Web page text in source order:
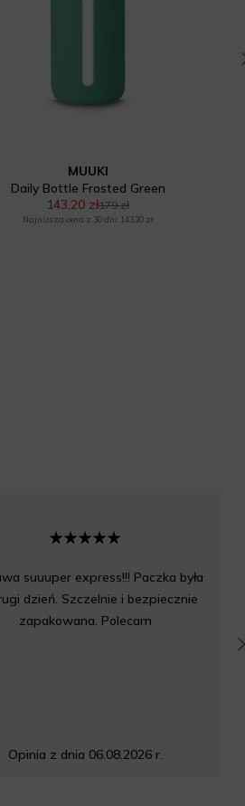
MUUKI
Daily Bottle Frosted Green
143,20 zł179 zł
Najniższa cena z 30 dni: 143,20 zł
suuuper express!!! Paczka była
dzień. Szczelnie i bezpiecznie
zapakowana. Polecam
Opinia z dnia 06.08.2026 r.